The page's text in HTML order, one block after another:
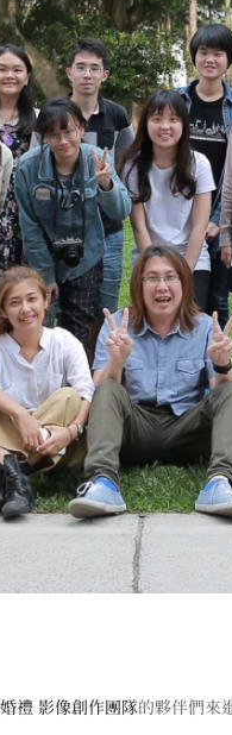
禮 影像創作團隊的夥伴們來